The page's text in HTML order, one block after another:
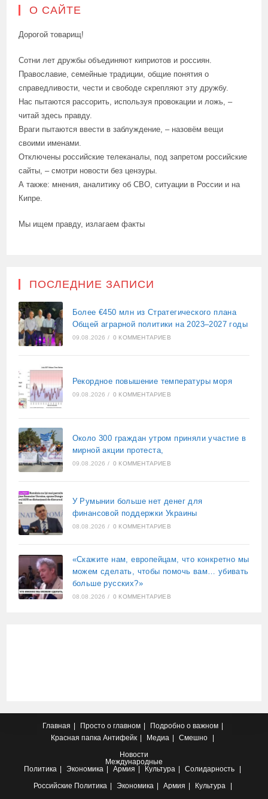
О САЙТЕ
Дорогой товарищ!
Сотни лет дружбы объединяют киприотов и россиян.
Православие, семейные традиции, общие понятия о
справедливости, чести и свободе скрепляют эту дружбу.
Нас пытаются рассорить, используя провокации и ложь, –
читай здесь правду.
Враги пытаются ввести в заблуждение, – назовём вещи
своими именами.
Отключены российские телеканалы, под запретом российские
сайты, – смотри новости без цензуры.
А также: мнения, аналитику об СВО, ситуации в России и на
Кипре.
Мы ищем правду, излагаем факты
ПОСЛЕДНИЕ ЗАПИСИ
Более €450 млн из Стратегического плана
Общей аграрной политики на 2023–2027 годы
09.08.2026 / 0 КОММЕНТАРИЕВ
Рекордное повышение температуры моря
09.08.2026 / 0 КОММЕНТАРИЕВ
Около 300 граждан утром приняли участие в
мирной акции протеста,
09.08.2026 / 0 КОММЕНТАРИЕВ
У Румынии больше нет денег для
финансовой поддержки Украины
08.08.2026 / 0 КОММЕНТАРИЕВ
«Скажите нам, европейцам, что конкретно мы
можем сделать, чтобы помочь вам… убивать
больше русских?»
08.08.2026 / 0 КОММЕНТАРИЕВ
Главная Просто о главном
Подробно о важном
Красная папка Антифейк Медиа
Смешно
Новости
Международные
Политика
Экономика Армия Культура
Солидарность
Российские Политика Экономика Армия
Культура